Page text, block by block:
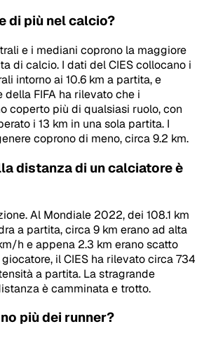
di più nel calcio?
e i mediani coprono la maggiore
di calcio. I dati del CIES collocano i
intorno ai 10.6 km a partita, e
della FIFA ha rilevato che i
coperto più di qualsiasi ruolo, con
i 13 km in una sola partita. I
coprono di meno, circa 9.2 km.
distanza di un calciatore è
Al Mondiale 2022, dei 108.1 km
a partita, circa 9 km erano ad alta
h e appena 2.3 km erano scatto
il CIES ha rilevato circa 734
a partita. La stragrande
è camminata e trotto.
più dei runner?